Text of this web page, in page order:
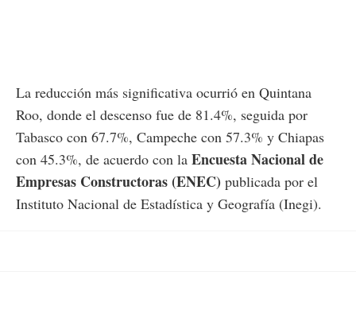
La reducción más significativa ocurrió en Quintana
Roo, donde el descenso fue de 81.4%, seguida por
Tabasco con 67.7%, Campeche con 57.3% y Chiapas
con 45.3%, de acuerdo con la Encuesta Nacional de
Empresas Constructoras (ENEC) publicada por el
Instituto Nacional de Estadística y Geografía (Inegi).